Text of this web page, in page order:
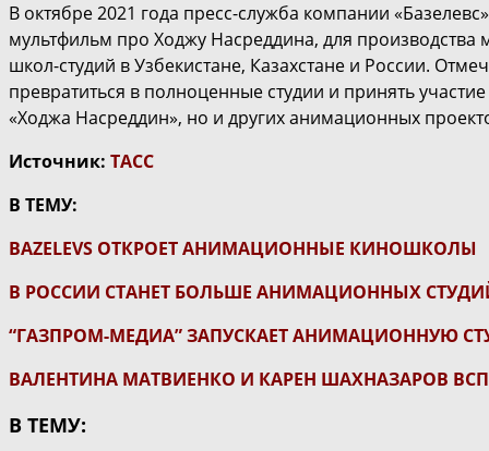
В октябре 2021 года пресс-служба компании
мультфильм про Ходжу Насреддина, для
школ-студий в Узбекистане, Казахстане и России.
превратиться в полноценные студии и принять
«Ходжа Насреддин», но и других анимационных
Источник: ТАСС
В ТЕМУ:
BAZELEVS ОТКРОЕТ АНИМАЦИОННЫЕ КИНОШКОЛЫ
В РОССИИ СТАНЕТ БОЛЬШЕ АНИМАЦИОННЫХ
“ГАЗПРОМ-МЕДИА” ЗАПУСКАЕТ АНИМАЦИОННУЮ
ВАЛЕНТИНА МАТВИЕНКО И КАРЕН ШАХНАЗАРОВ
В ТЕМУ: